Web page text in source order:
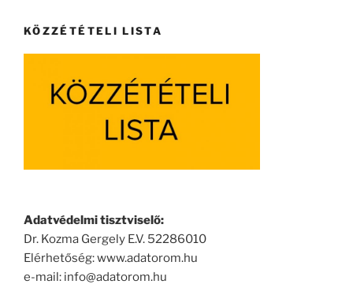
KÖZZÉTÉTELI LISTA
Adatvédelmi tisztviselő:
Dr. Kozma Gergely E.V. 52286010
Elérhetőség: www.adatorom.hu
e-mail: info@adatorom.hu